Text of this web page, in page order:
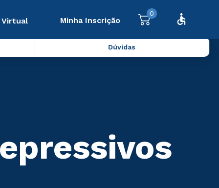
Virtual Minha Inscrição
0
Dúvidas